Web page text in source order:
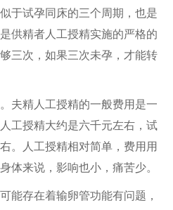
于试孕同床的三个周期，也是
供精者人工授精实施的严格的
三次，如果三次未孕，才能转
夫精人工授精的一般费用是一
工授精大约是六千元左右，试
。人工授精相对简单，费用用
体来说，影响也小，痛苦少。
能存在着输卵管功能有问题，